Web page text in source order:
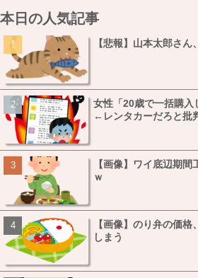
本日の人気記事
【悲報】山本太郎さ
女性「20歳で一括購入
←レンタカーだろと批
【画像】ワイ底辺期
ｗ
【画像】のり弁の価
しまう